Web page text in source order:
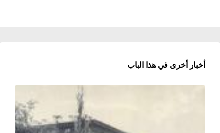
أخبار أخرى في هذا الباب